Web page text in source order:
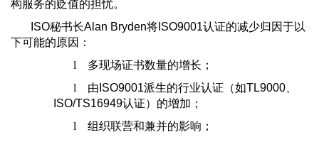
构服务的贬值的担忧。
ISO秘书长Alan Bryden将ISO9001认证的减少归因于以
下可能的原因：
l
多现场证书数量的增长；
l
由ISO9001派生的行业认证（如TL9000、
ISO/TS16949认证）的增加；
l
组织联营和兼并的影响；